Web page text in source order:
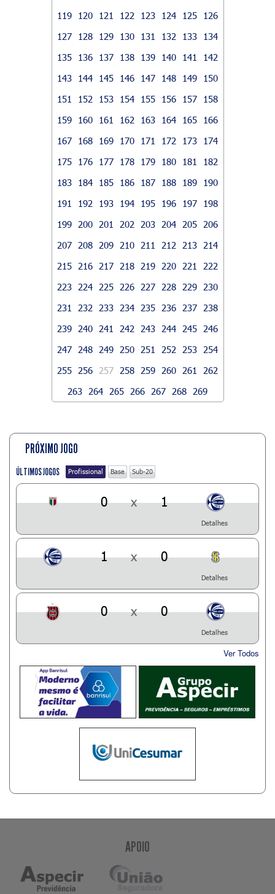
119
120 121 122 123 124 125
126
127
128 129 130 131 132 133
134
135
136 137 138 139 140 141
142
143
144 145 146 147 148 149
150
151
152 153 154 155 156 157
158
159
160 161 162 163 164 165
166
167
168 169 170 171 172 173
174
175
176 177 178 179 180 181
182
183
184 185 186 187 188 189
190
191
192 193 194 195 196 197
198
199
200 201 202 203 204 205
206
207
208 209 210 211 212 213
214
215
216 217 218 219 220 221
222
223
224 225 226 227 228 229
230
231
232 233 234 235 236 237
238
239
240 241 242 243 244 245
246
247
248 249 250 251 252 253
254
255
256 257 258 259 260 261
262
263
264 265 266 267 268 269
PRÓXIMO JOGO
ÚLTIMOS JOGOS Profissional Base Sub-20
0 x 1
Detalhes
1 x 0
Detalhes
0 x 0
Detalhes
Ver Todos
APOIO